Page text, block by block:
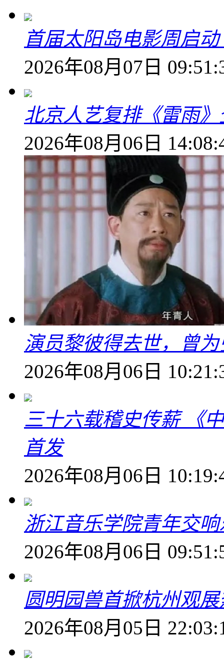
首届太阳岛电影周启
2026年08月07日
北京人艺复排《雷雨》
2026年08月06日
演员黎彼得去世，曾
2026年08月06日
三十六载稽史传薪 《
首发
2026年08月06日
浙江音乐学院青年交
2026年08月06日
圆明园兽首掀杭州观
2026年08月05日